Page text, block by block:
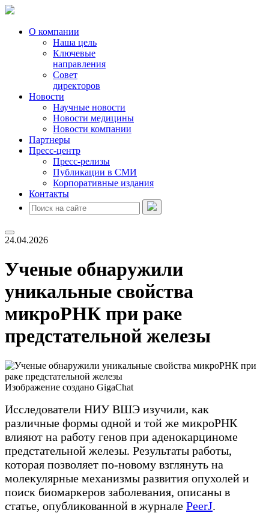
О компании
Наша цель
Ключевые
направления
Совет
директоров
Новости
Научные новости
Новости медицины
Новости компании
Партнеры
Пресс-центр
Пресс-релизы
Публикации в СМИ
Корпоративные издания
Контакты
24.04.2026
Ученые обнаружили
уникальные свойства
микроРНК при раке
предстательной железы
Изображение создано GigaChat
Исследователи НИУ ВШЭ изучили, как
различные формы одной и той же микроРНК
влияют на работу генов при аденокарциноме
предстательной железы. Результаты работы,
которая позволяет по-новому взглянуть на
молекулярные механизмы развития опухолей и
поиск биомаркеров заболевания, описаны в
статье, опубликованной в журнале PeerJ.